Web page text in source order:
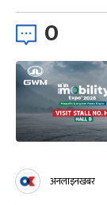
0
अनलाइनखबर